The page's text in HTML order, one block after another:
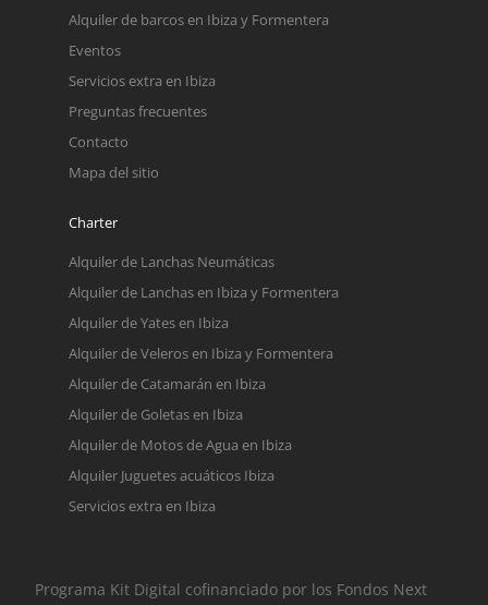
Alquiler de barcos en Ibiza y Formentera
Eventos
Servicios extra en Ibiza
Preguntas frecuentes
Contacto
Mapa del sitio
Charter
Alquiler de Lanchas Neumáticas
Alquiler de Lanchas en Ibiza y Formentera
Alquiler de Yates en Ibiza
Alquiler de Veleros en Ibiza y Formentera
Alquiler de Catamarán en Ibiza
Alquiler de Goletas en Ibiza
Alquiler de Motos de Agua en Ibiza
Alquiler Juguetes acuáticos Ibiza
Servicios extra en Ibiza
Programa Kit Digital cofinanciado por los Fondos Next